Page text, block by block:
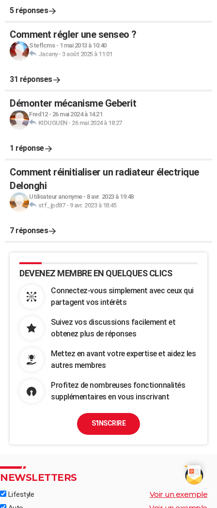
5 réponses
Comment régler une senseo ?
Steflcms- 1 mai 2013 à 10:40
Jacany- 3 août 2025 à 11:01
31 réponses
Démonter mécanisme Geberit
Fred12- 26 mai 2024 à 14:21
KIDUGUEN- 26 mai 2024 à 18:27
1 réponse
Comment réinitialiser un radiateur électrique
Delonghi
Utilisateur anonyme- 8 avr. 2023 à 19:48
stf_jpd87- 9 avr. 2023 à 18:45
7 réponses
DEVENEZ MEMBRE EN QUELQUES CLICS
Connectez-vous simplement avec ceux qui
partagent vos intérêts
Suivez vos discussions facilement et
obtenez plus de réponses
Mettez en avant votre expertise et aidez les
autres membres
Profitez de nombreuses fonctionnalités
supplémentaires en vous inscrivant
S'INSCRIRE
NEWSLETTERS
Lifestyle Voir un exemple